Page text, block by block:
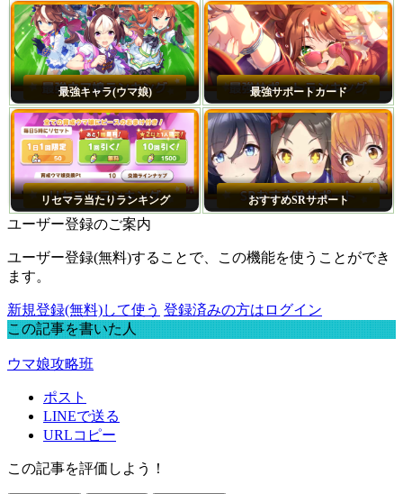
最強キャラ(ウマ娘) 最強サポートカード
リセマラ当たりランキング おすすめSRサポート
ユーザー登録のご案内
ユーザー登録(無料)することで、この機能を使うことができ
ます。
新規登録(無料)して使う 登録済みの方はログイン
この記事を書いた人
ウマ娘攻略班
ポスト
LINEで送る
URLコピー
この記事を評価しよう！